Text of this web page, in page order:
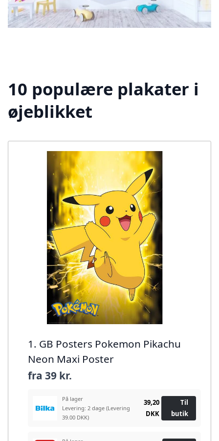
10 populære plakater i
øjeblikket
1. GB Posters Pokemon Pikachu
Neon Maxi Poster
fra 39 kr.
På lager
Levering: 2 dage (Levering
39.00 DKK)
39,20
DKK
Til
butik